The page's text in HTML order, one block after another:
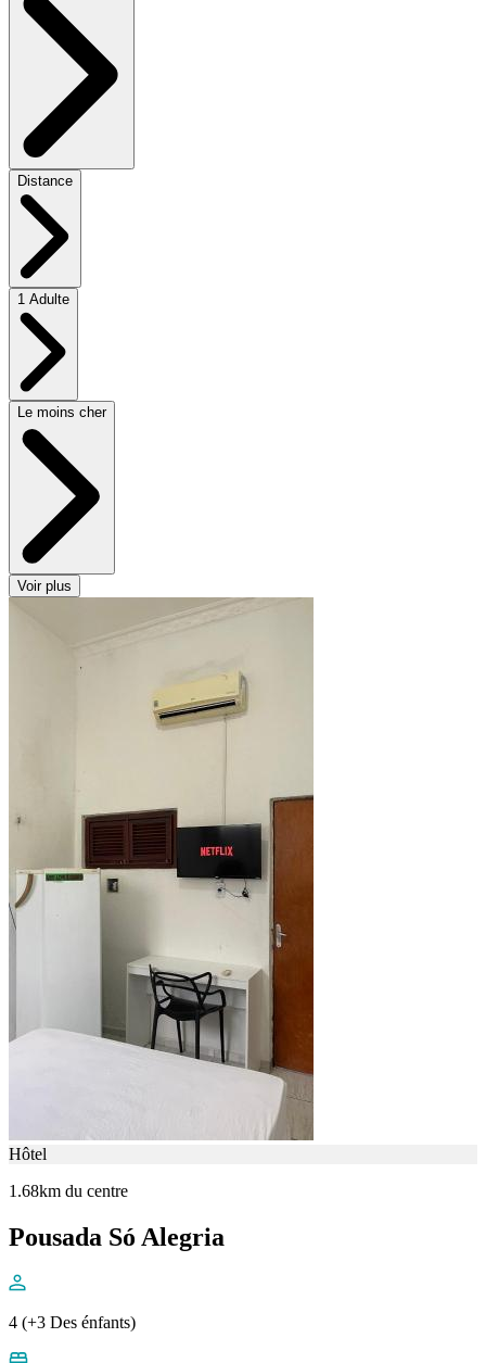
Distance
1 Adulte
Le moins cher
Voir plus
Hôtel
1.68km du centre
Pousada Só Alegria
4 (+3 Des énfants)